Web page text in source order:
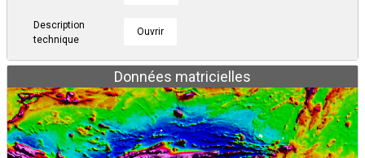
Description
technique
Ouvrir
Données matricielles